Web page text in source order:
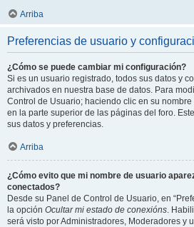
Arriba
Preferencias de usuario y
¿Cómo se puede cambiar mi configuración?
Si es un usuario registrado, todos sus datos y
archivados en nuestra base de datos. Para
Control de Usuario; haciendo clic en su
en la parte superior de las páginas del foro.
sus datos y preferencias.
Arriba
¿Cómo evito que mi nombre de usuario
conectados?
Desde su Panel de Control de Usuario, en
la opción Ocultar mi estado de conexións.
será visto por Administradores, Moderadores y